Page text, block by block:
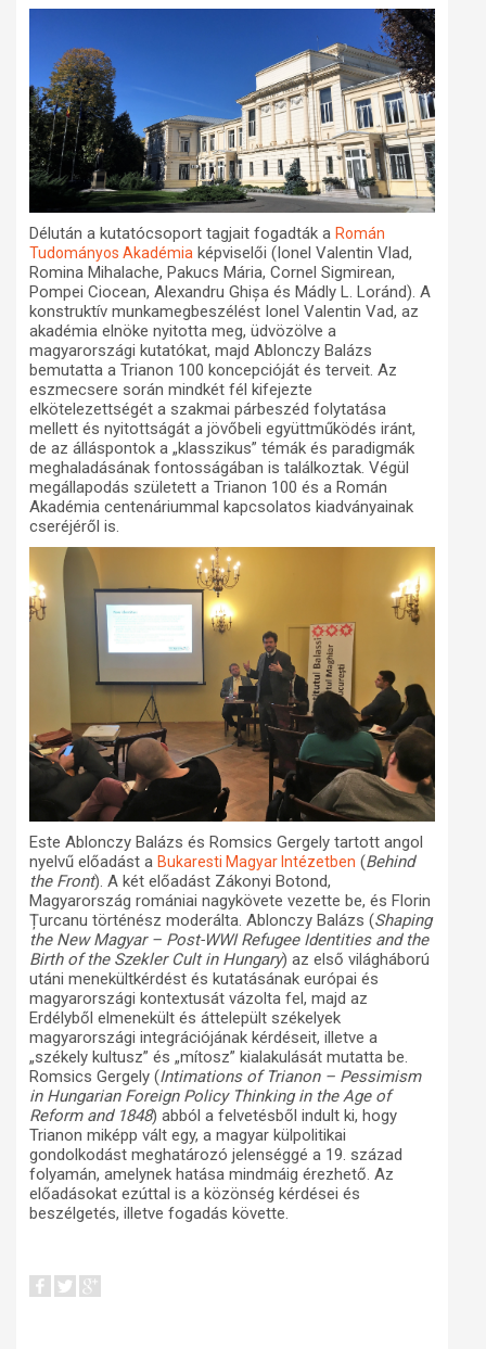
Délután a kutatócsoport tagjait fogadták a Román
Tudományos Akadémia képviselői (Ionel Valentin Vlad,
Romina Mihalache, Pakucs Mária, Cornel Sigmirean,
Pompei Ciocean, Alexandru Ghișa és Mádly L. Loránd). A
konstruktív munkamegbeszélést Ionel Valentin Vad, az
akadémia elnöke nyitotta meg, üdvözölve a
magyarországi kutatókat, majd Ablonczy Balázs
bemutatta a Trianon 100 koncepcióját és terveit. Az
eszmecsere során mindkét fél kifejezte
elkötelezettségét a szakmai párbeszéd folytatása
mellett és nyitottságát a jövőbeli együttműködés iránt,
de az álláspontok a „klasszikus” témák és paradigmák
meghaladásának fontosságában is találkoztak. Végül
megállapodás született a Trianon 100 és a Román
Akadémia centenáriummal kapcsolatos kiadványainak
cseréjéről is.
Este Ablonczy Balázs és Romsics Gergely tartott angol
nyelvű előadást a Bukaresti Magyar Intézetben (Behind
the Front). A két előadást Zákonyi Botond,
Magyarország romániai nagykövete vezette be, és Florin
Țurcanu történész moderálta. Ablonczy Balázs (Shaping
the New Magyar – Post-WWI Refugee Identities and the
Birth of the Szekler Cult in Hungary) az első világháború
utáni menekültkérdést és kutatásának európai és
magyarországi kontextusát vázolta fel, majd az
Erdélyből elmenekült és áttelepült székelyek
magyarországi integrációjának kérdéseit, illetve a
„székely kultusz” és „mítosz” kialakulását mutatta be.
Romsics Gergely (Intimations of Trianon – Pessimism
in Hungarian Foreign Policy Thinking in the Age of
Reform and 1848) abból a felvetésből indult ki, hogy
Trianon miképp vált egy, a magyar külpolitikai
gondolkodást meghatározó jelenséggé a 19. század
folyamán, amelynek hatása mindmáig érezhető. Az
előadásokat ezúttal is a közönség kérdései és
beszélgetés, illetve fogadás követte.